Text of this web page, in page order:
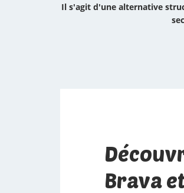
Il s'agit d'une alternative
Brava